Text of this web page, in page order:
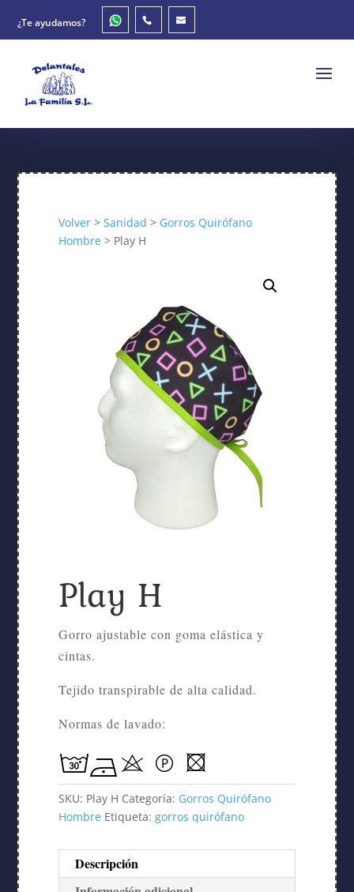
¿Te ayudamos?
Volver> Sanidad > Gorros Quirófano
Hombre> Play H
Play H
Gorro ajustable con goma elástica y
cintas.
Tejido transpirable de alta calidad.
Normas de lavado:
SKU: Play H Categoría: Gorros Quirófano
Hombre Etiqueta: gorros quirófano
Descripción